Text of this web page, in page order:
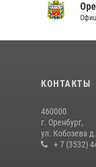
КОНТАКТЫ
460000
г. Оренбург,
ул. Кобозева
+ 7 (3532)